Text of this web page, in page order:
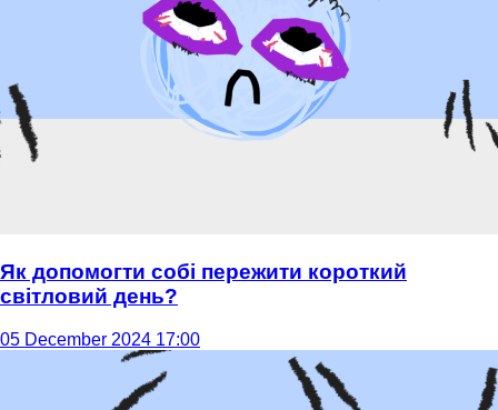
Як допомогти собі пережити короткий
світловий день?
05 December 2024 17:00